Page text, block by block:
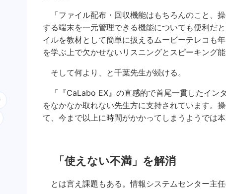
「ファイル配布・回収機能はもちろんのこと、
する端末を一元管理できる機能についても便利だ
イルを教材として簡単に扱えるムービーテレコも
を学ぶ上で欠かせないリスニングとスピーキング
そして何より、と千葉先生が続ける。
「『CaLabo EX』の直感的で首尾一貫したイン
をなかなか取れない先生方に支持されています。
て、今まで以上に時間がかかってしまうようでは本
「使えない不満」を解消
とは言え課題もある。情報システムセンター主